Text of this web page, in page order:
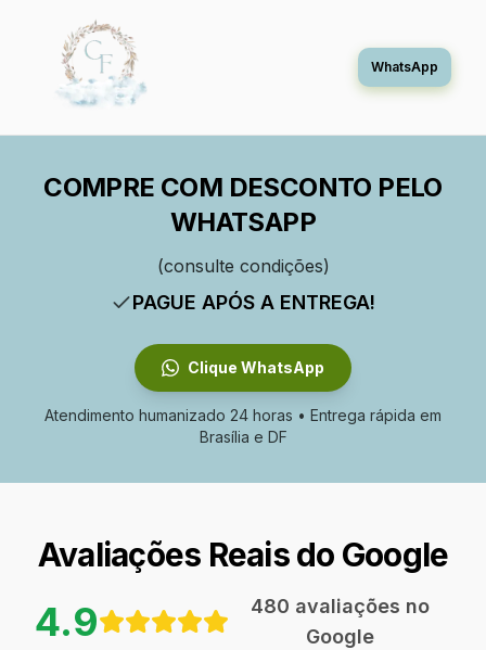
WhatsApp
COMPRE COM DESCONTO PELO
WHATSAPP
(consulte condições)
PAGUE APÓS A ENTREGA!
Clique WhatsApp
Atendimento humanizado 24 horas • Entrega rápida em
Brasília e DF
Avaliações Reais do Google
4.9 480 avaliações no
Google